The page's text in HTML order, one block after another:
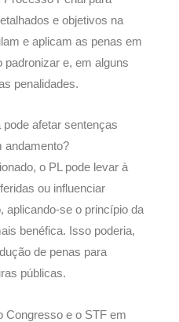
e objetivos na
e aplicam as penas em
e, em alguns
penalidades.
afetar sentenças
andamento?
o PL pode levar à
ou influenciar
aplicando-se o princípio da
benéfica. Isso poderia,
de penas para
públicas.
Congresso e o STF em